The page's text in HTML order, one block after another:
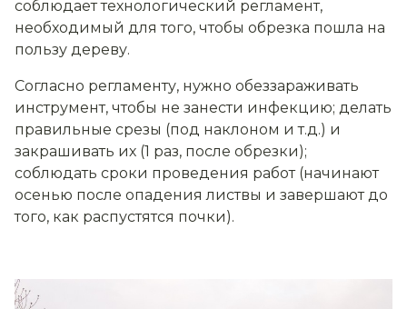
соблюдает технологический регламент,
необходимый для того, чтобы обрезка пошла на
пользу дереву.
Согласно регламенту, нужно обеззараживать
инструмент, чтобы не занести инфекцию; делать
правильные срезы (под наклоном и т.д.) и
закрашивать их (1 раз, после обрезки);
соблюдать сроки проведения работ (начинают
осенью после опадения листвы и завершают до
того, как распустятся почки).